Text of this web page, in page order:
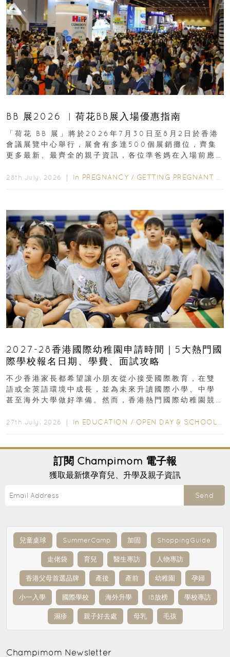
BB 展2026 ︳荷花BB展入場優惠指南
「荷花 BB 展」將於2026年7月30日至8月2日於香港
會議展覽中心舉行，展會有多達500個展銷攤位，齊集
更多最新、最齊全的親子資訊，各位準爸媽在入場前應
28th July, 2026 ｜ In PREGNANCY / GETTING PREGNANT
2027-28香港國際幼稚園申請時間｜5大熱門國
際學校報名日期、學費、面試攻略
不少香港家長都希望讓小朋友從小接受國際教育，在雙
語或全英語環境中成長，並為未來升讀國際小學、中學
甚至海外大學做好準備。然而，香港熱門國際幼稚園競
27th July, 2026 ｜ In EDUCATION / OPEN DAY & SCHOOL EVENTS
訂閱 Champimom 電子報
獲取最新懷孕育兒、升學及親子資訊
Send
兒童桌球 SummerCamp 加固 ShoppingGuide
走佬袋 育兒 醫生專訪 人物專訪
香港父母首選品牌 產後 產前 幼稚園 孕婦
小一入學 國際學校 海外升學 IB放榜 學校專訪
濕疹 親子好去處 母乳 毛孩
Champimom Newsletter